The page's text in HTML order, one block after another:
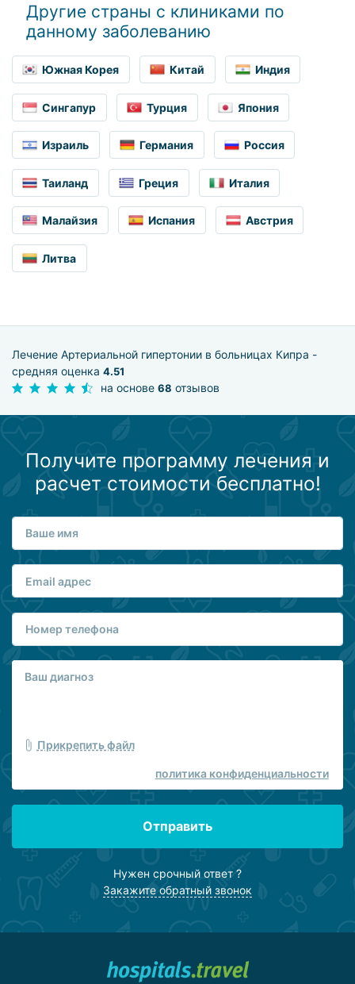
Другие страны с клиниками по
данному заболеванию
Южная Корея Китай Индия
Сингапур Турция Япония
Израиль Германия Россия
Таиланд Греция Италия
Малайзия Испания Австрия
Литва
Лечение Артериальной гипертонии в больницах Кипра -
средняя оценка 4.51
на основе 68 отзывов
Получите программу лечения и
расчет стоимости бесплатно!
Прикрепить файл
политика конфиденциальности
Отправить
Нужен срочный ответ ?
Закажите обратный звонок